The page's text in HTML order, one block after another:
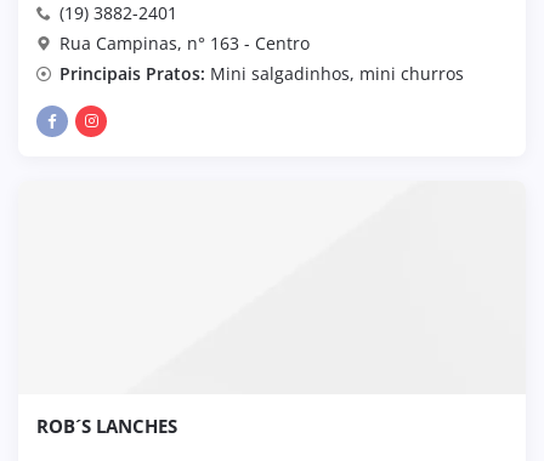
(19) 3882-2401
Rua Campinas, n° 163 - Centro
Principais Pratos: Mini salgadinhos, mini churros
ROB´S LANCHES